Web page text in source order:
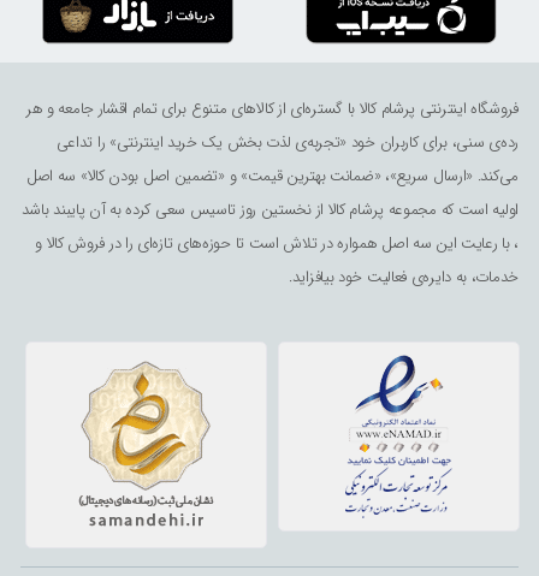
فروشگاه اینترنتی پرشام کالا با گستره‌ای از کالاهای متنوع برای تمام اقشار جامعه و هر
رده‌ی سنی، برای کاربران خود «تجربه‌ی لذت ‌بخش یک خرید اینترنتی» را تداعی
می‌کند. «ارسال سریع»، «ضمانت بهترین قیمت» و «تضمین اصل بودن کالا» سه اصل
اولیه است که مجموعه پرشام کالا از نخستین روز تاسیس سعی کرده به آن پایبند باشد
، با رعایت این سه اصل همواره در تلاش است تا حوزه‌های تازه‌ای را در فروش کالا و
خدمات، به دایره‌ی فعالیت خود بیافزاید.